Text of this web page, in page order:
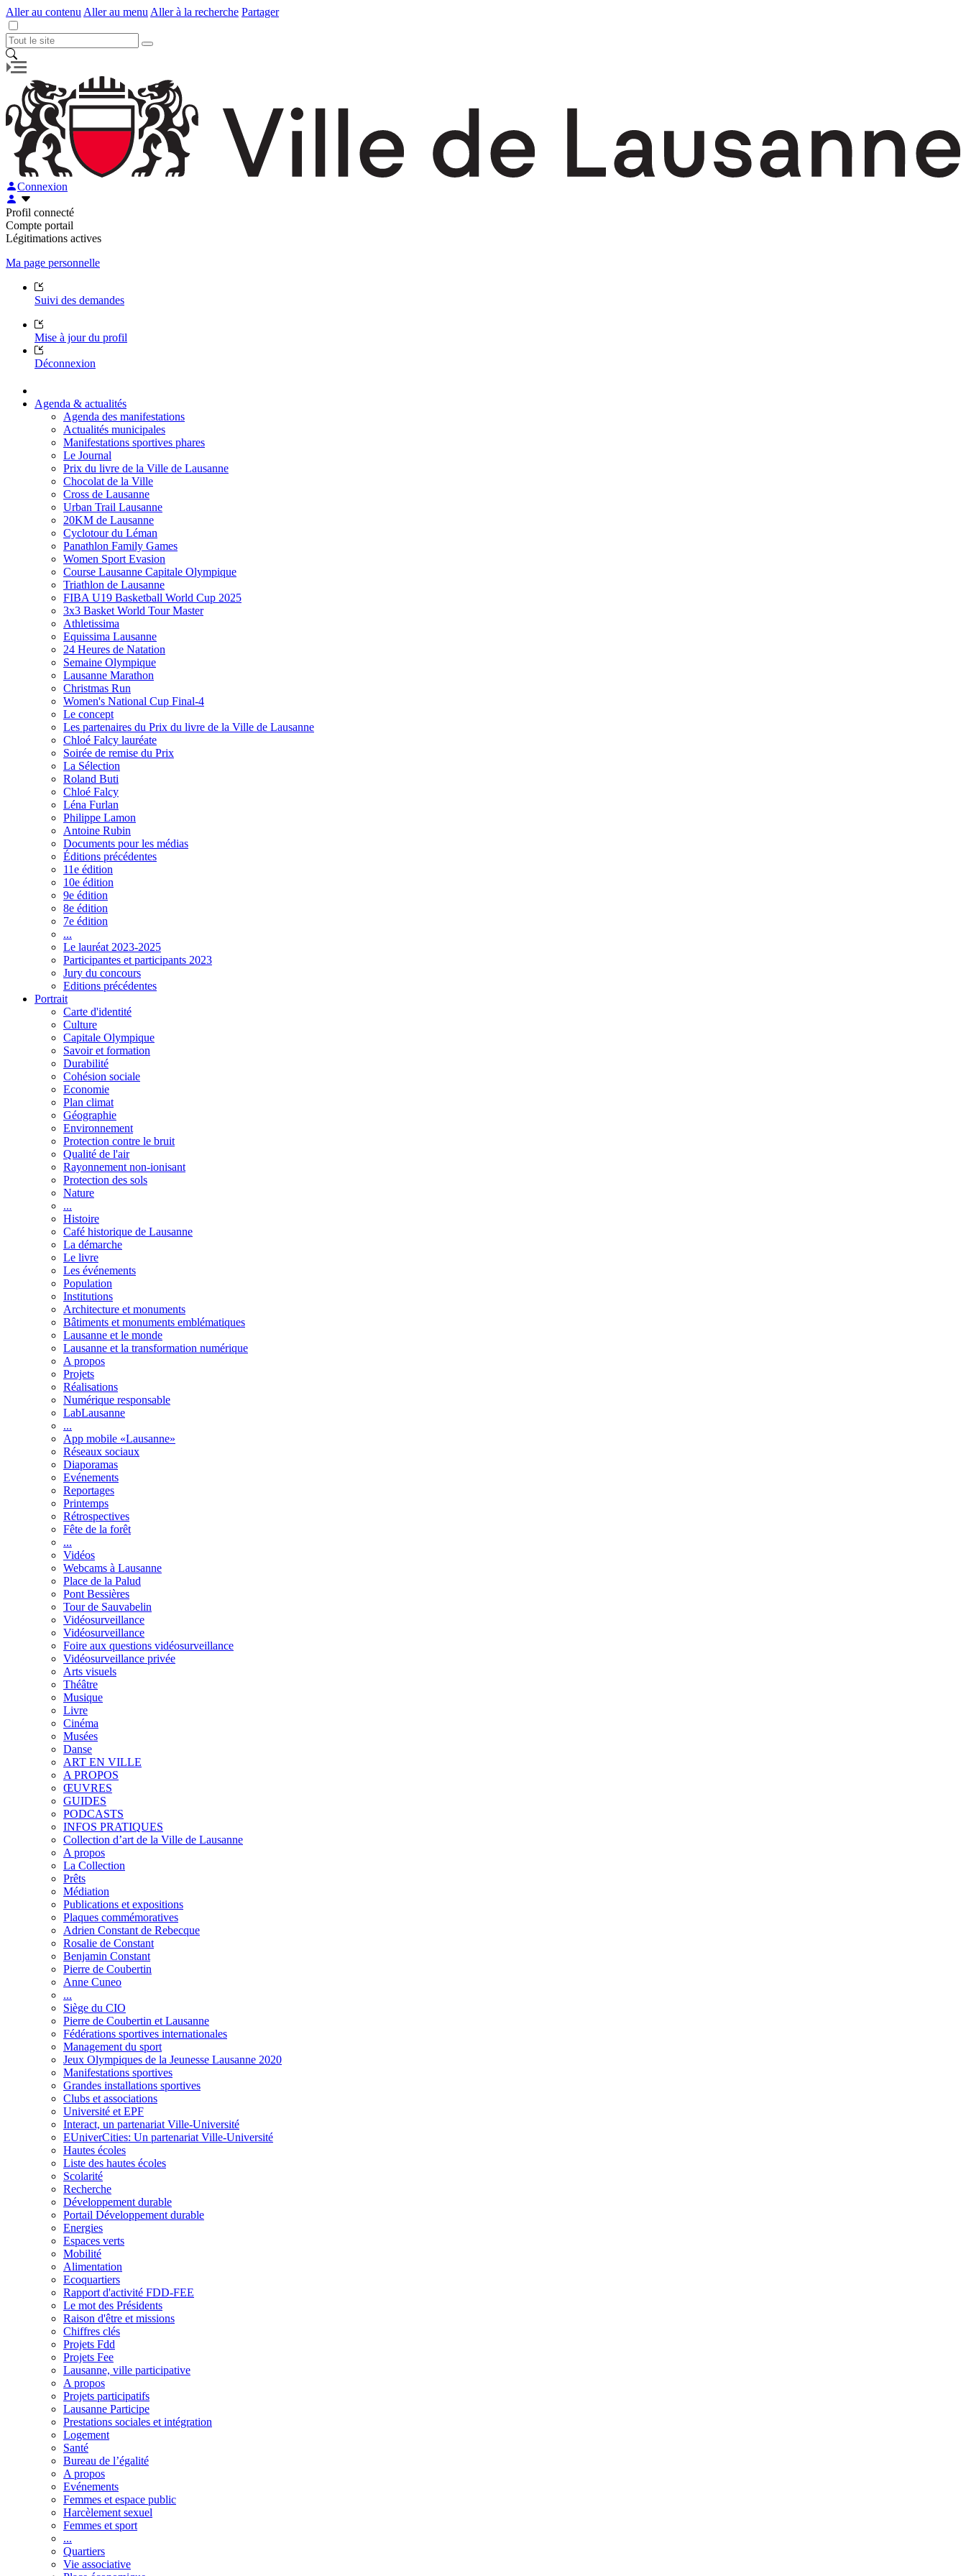
Aller au contenu Aller au menu Aller à la recherche Partager
Connexion
Profil connecté
Compte portail
Légitimations actives
Ma page personnelle
Suivi des demandes
Mise à jour du profil
Déconnexion
Agenda & actualités
Agenda des manifestations
Actualités municipales
Manifestations sportives phares
Le Journal
Prix du livre de la Ville de Lausanne
Chocolat de la Ville
Cross de Lausanne
Urban Trail Lausanne
20KM de Lausanne
Cyclotour du Léman
Panathlon Family Games
Women Sport Evasion
Course Lausanne Capitale Olympique
Triathlon de Lausanne
FIBA U19 Basketball World Cup 2025
3x3 Basket World Tour Master
Athletissima
Equissima Lausanne
24 Heures de Natation
Semaine Olympique
Lausanne Marathon
Christmas Run
Women's National Cup Final-4
Le concept
Les partenaires du Prix du livre de la Ville de Lausanne
Chloé Falcy lauréate
Soirée de remise du Prix
La Sélection
Roland Buti
Chloé Falcy
Léna Furlan
Philippe Lamon
Antoine Rubin
Documents pour les médias
Éditions précédentes
11e édition
10e édition
9e édition
8e édition
7e édition
...
Le lauréat 2023-2025
Participantes et participants 2023
Jury du concours
Editions précédentes
Portrait
Carte d'identité
Culture
Capitale Olympique
Savoir et formation
Durabilité
Cohésion sociale
Economie
Plan climat
Géographie
Environnement
Protection contre le bruit
Qualité de l'air
Rayonnement non-ionisant
Protection des sols
Nature
...
Histoire
Café historique de Lausanne
La démarche
Le livre
Les événements
Population
Institutions
Architecture et monuments
Bâtiments et monuments emblématiques
Lausanne et le monde
Lausanne et la transformation numérique
A propos
Projets
Réalisations
Numérique responsable
LabLausanne
...
App mobile «Lausanne»
Réseaux sociaux
Diaporamas
Evénements
Reportages
Printemps
Rétrospectives
Fête de la forêt
...
Vidéos
Webcams à Lausanne
Place de la Palud
Pont Bessières
Tour de Sauvabelin
Vidéosurveillance
Vidéosurveillance
Foire aux questions vidéosurveillance
Vidéosurveillance privée
Arts visuels
Théâtre
Musique
Livre
Cinéma
Musées
Danse
ART EN VILLE
A PROPOS
ŒUVRES
GUIDES
PODCASTS
INFOS PRATIQUES
Collection d’art de la Ville de Lausanne
A propos
La Collection
Prêts
Médiation
Publications et expositions
Plaques commémoratives
Adrien Constant de Rebecque
Rosalie de Constant
Benjamin Constant
Pierre de Coubertin
Anne Cuneo
...
Siège du CIO
Pierre de Coubertin et Lausanne
Fédérations sportives internationales
Management du sport
Jeux Olympiques de la Jeunesse Lausanne 2020
Manifestations sportives
Grandes installations sportives
Clubs et associations
Université et EPF
Interact, un partenariat Ville-Université
EUniverCities: Un partenariat Ville-Université
Hautes écoles
Liste des hautes écoles
Scolarité
Recherche
Développement durable
Portail Développement durable
Energies
Espaces verts
Mobilité
Alimentation
Ecoquartiers
Rapport d'activité FDD-FEE
Le mot des Présidents
Raison d'être et missions
Chiffres clés
Projets Fdd
Projets Fee
Lausanne, ville participative
A propos
Projets participatifs
Lausanne Participe
Prestations sociales et intégration
Logement
Santé
Bureau de l’égalité
A propos
Evénements
Femmes et espace public
Harcèlement sexuel
Femmes et sport
...
Quartiers
Vie associative